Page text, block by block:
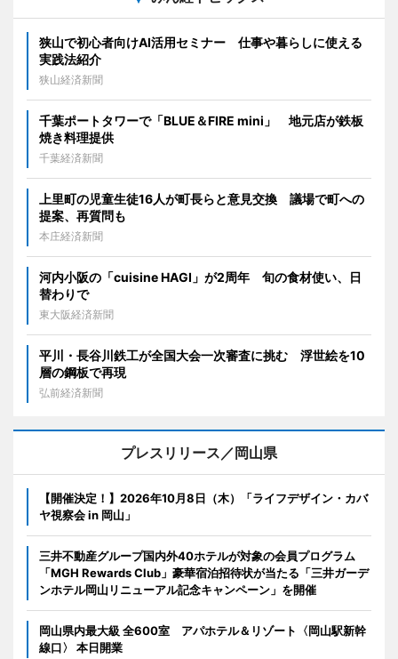
狭山で初心者向けAI活用セミナー 仕事や暮らしに使える
実践法紹介
狭山経済新聞
千葉ポートタワーで「BLUE＆FIRE mini」 地元店が鉄板
焼き料理提供
千葉経済新聞
上里町の児童生徒16人が町長らと意見交換 議場で町への
提案、再質問も
本庄経済新聞
河内小阪の「cuisine HAGI」が2周年 旬の食材使い、日
替わりで
東大阪経済新聞
平川・長谷川鉄工が全国大会一次審査に挑む 浮世絵を10
層の鋼板で再現
弘前経済新聞
プレスリリース／岡山県
【開催決定！】2026年10月8日（木）「ライフデザイン・カバ
ヤ視察会 in 岡山」
三井不動産グループ国内外40ホテルが対象の会員プログラム
「MGH Rewards Club」豪華宿泊招待状が当たる「三井ガーデ
ンホテル岡山リニューアル記念キャンペーン」を開催
岡山県内最大級 全600室 アパホテル＆リゾート〈岡山駅新幹
線口〉 本日開業